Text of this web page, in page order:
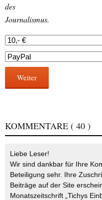
des
Journalismus.
Weiter
KOMMENTARE ( 40 )
Liebe Leser!
Wir sind dankbar für Ihre
Beteiligung sehr. Ihre
Beiträge auf der Site
Monatszeitschrift „Tichys